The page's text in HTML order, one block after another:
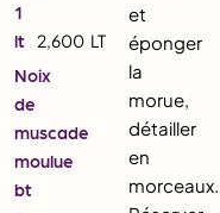
1
lt
2,600 LT
Noix
de
muscade
moulue
bt
et
éponger
la
morue,
détailler
en
morceaux.